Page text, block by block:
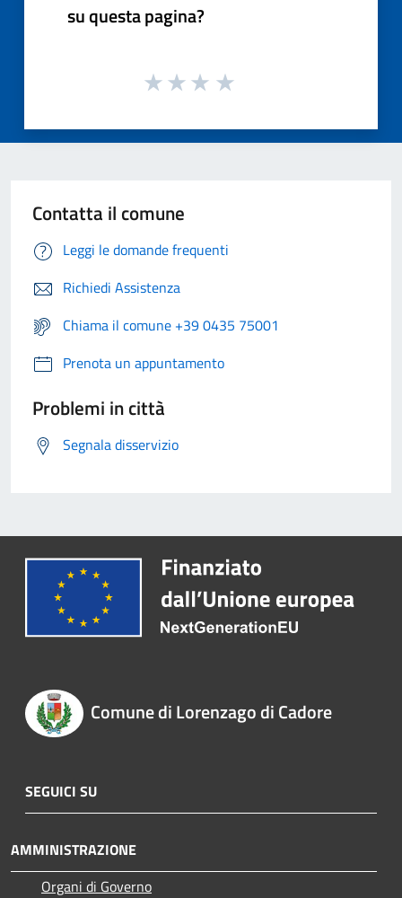
su questa pagina?
Contatta il comune
Leggi le domande frequenti
Richiedi Assistenza
Chiama il comune +39 0435 75001
Prenota un appuntamento
Problemi in città
Segnala disservizio
Comune di Lorenzago di Cadore
SEGUICI SU
AMMINISTRAZIONE
Organi di Governo